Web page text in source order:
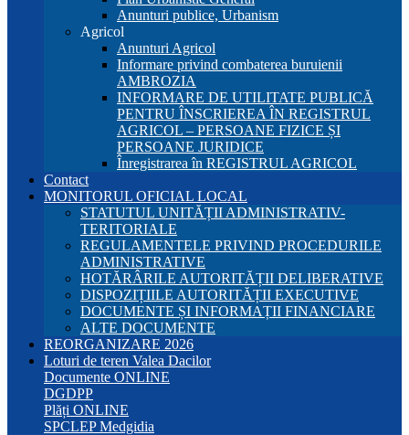
Anunturi publice, Urbanism
Agricol
Anunturi Agricol
Informare privind combaterea buruienii
AMBROZIA
INFORMARE DE UTILITATE PUBLICĂ
PENTRU ÎNSCRIEREA ÎN REGISTRUL
AGRICOL – PERSOANE FIZICE ȘI
PERSOANE JURIDICE
Înregistrarea în REGISTRUL AGRICOL
Contact
MONITORUL OFICIAL LOCAL
STATUTUL UNITĂȚII ADMINISTRATIV-
TERITORIALE
REGULAMENTELE PRIVIND PROCEDURILE
ADMINISTRATIVE
HOTĂRÂRILE AUTORITĂȚII DELIBERATIVE
DISPOZIȚIILE AUTORITĂȚII EXECUTIVE
DOCUMENTE ȘI INFORMAȚII FINANCIARE
ALTE DOCUMENTE
REORGANIZARE 2026
Loturi de teren Valea Dacilor
Documente ONLINE
DGDPP
Plăți ONLINE
SPCLEP Medgidia